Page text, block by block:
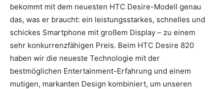
bekommt mit dem neuesten HTC Desire-Modell genau
das, was er braucht: ein leistungsstarkes, schnelles und
schickes Smartphone mit großem Display – zu einem
sehr konkurrenzfähigen Preis. Beim HTC Desire 820
haben wir die neueste Technologie mit der
bestmöglichen Entertainment-Erfahrung und einem
mutigen, markanten Design kombiniert, um unseren